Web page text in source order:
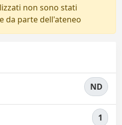
non sono stati
da parte dell'ateneo
ND
1